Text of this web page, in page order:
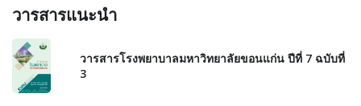
วารสารแนะนำ
วารสารโรงพยาบาลมหาวิทยาลัยขอนแก่น ปีที่ 7 ฉบับที่
3